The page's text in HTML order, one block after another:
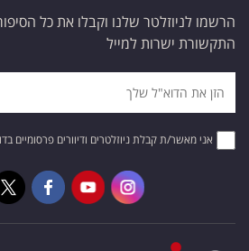
הרשמו לניוזלטר שלנו וקבלו את כל
התקשורת ישרות למייל
אני מאשר/ת קבלת ניוזלטרים ודיוורים פרסומיים